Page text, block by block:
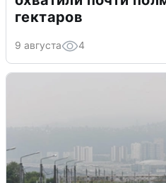
гектаров
9 августа 4